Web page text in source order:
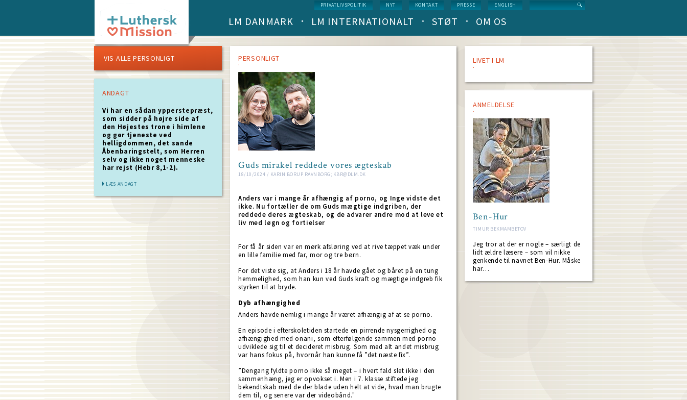
Service
menu
PRIVATLIVSPOLITIK NYT KONTAKT PRESSE ENGLISH
Main
(level
1)
LM DANMARK LM INTERNATIONALT STØT OM OS
VIS ALLE PERSONLIGT
ANDAGT
Vi har en sådan ypperstepræst,
som sidder på højre side af
den Højestes trone i himlene
og gør tjeneste ved
helligdommen, det sande
Åbenbaringstelt, som Herren
selv og ikke noget menneske
har rejst (Hebr 8,1-2).
LÆS ANDAGT
PERSONLIGT
Guds mirakel reddede vores ægteskab
18/10/2024 / KARIN BORUP RAVNBORG; KBR@DLM.DK
Anders var i mange år afhængig af porno, og Inge vidste det
ikke. Nu fortæller de om Guds mægtige indgriben, der
reddede deres ægteskab, og de advarer andre mod at leve et
liv med løgn og fortielser
For få år siden var en mørk afsløring ved at rive tæppet væk under
en lille familie med far, mor og tre børn.
For det viste sig, at Anders i 18 år havde gået og båret på en tung
hemmelighed, som han kun ved Guds kraft og mægtige indgreb fik
styrken til at bryde.
Dyb afhængighed
Anders havde nemlig i mange år været afhængig af at se porno.
En episode i efterskoletiden startede en pirrende nysgerrighed og
afhængighed med onani, som efterfølgende sammen med porno
udviklede sig til et decideret misbrug. Som med alt andet misbrug
var hans fokus på, hvornår han kunne få ”det næste fix”.
”Dengang fyldte porno ikke så meget – i hvert fald slet ikke i den
sammenhæng, jeg er opvokset i. Men i 7. klasse stiftede jeg
bekendtskab med de der blade uden helt at vide, hvad man brugte
dem til, og senere var der videobånd."
LIVET I LM
ANMELDELSE
Ben-Hur
TIMUR BEKMAMBETOV
Jeg tror at der er nogle – særligt de
lidt ældre læsere – som vil nikke
genkende til navnet Ben-Hur. Måske
har…